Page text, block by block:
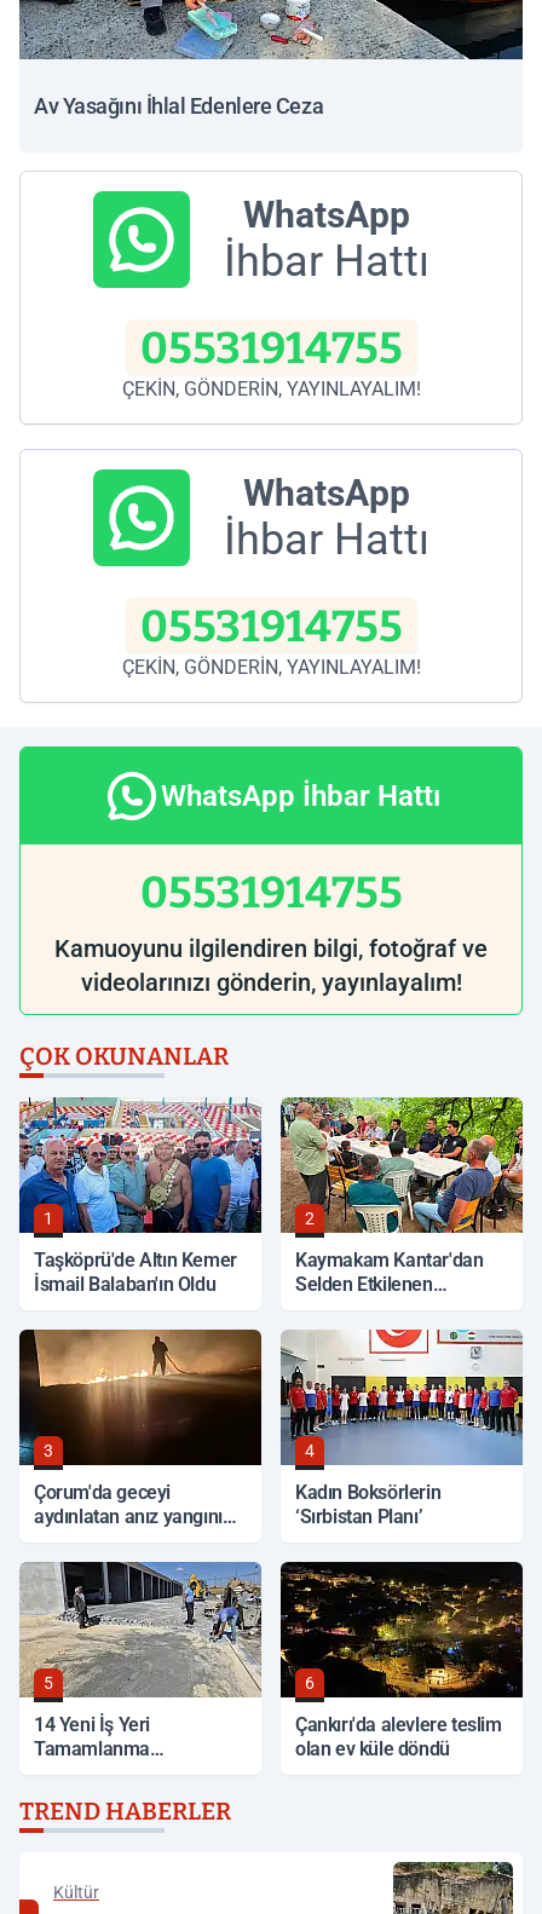
Av Yasağını İhlal Edenlere Ceza
WhatsApp
İhbar Hattı
05531914755
ÇEKİN, GÖNDERİN, YAYINLAYALIM!
WhatsApp
İhbar Hattı
05531914755
ÇEKİN, GÖNDERİN, YAYINLAYALIM!
WhatsApp İhbar Hattı
05531914755
Kamuoyunu ilgilendiren bilgi, fotoğraf ve
videolarınızı gönderin, yayınlayalım!
ÇOK OKUNANLAR
1
Taşköprü'de Altın Kemer
İsmail Balaban'ın Oldu
2
Kaymakam Kantar'dan
Selden Etkilenen
3
Çorum'da geceyi
aydınlatan anız yangını
4
Kadın Boksörlerin
‘Sırbistan Planı’
5
14 Yeni İş Yeri
Tamamlanma
6
Çankırı'da alevlere teslim
olan ev küle döndü
TREND HABERLER
Kültür